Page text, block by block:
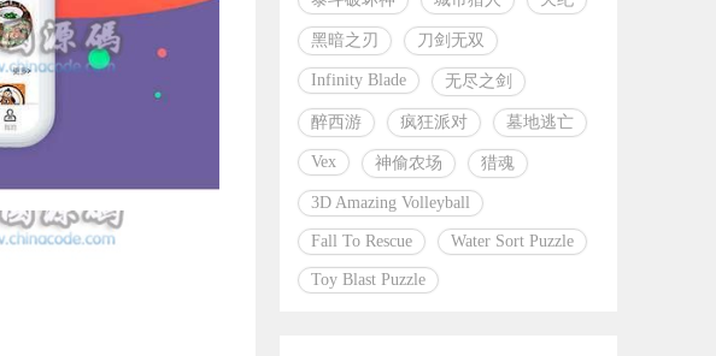
黑暗之刃 刀剑无双
Infinity Blade 无尽之剑
醉西游 疯狂派对 墓地逃亡
Vex 神偷农场 猎魂
3D Amazing Volleyball
Fall To Rescue Water Sort Puzzle
Toy Blast Puzzle